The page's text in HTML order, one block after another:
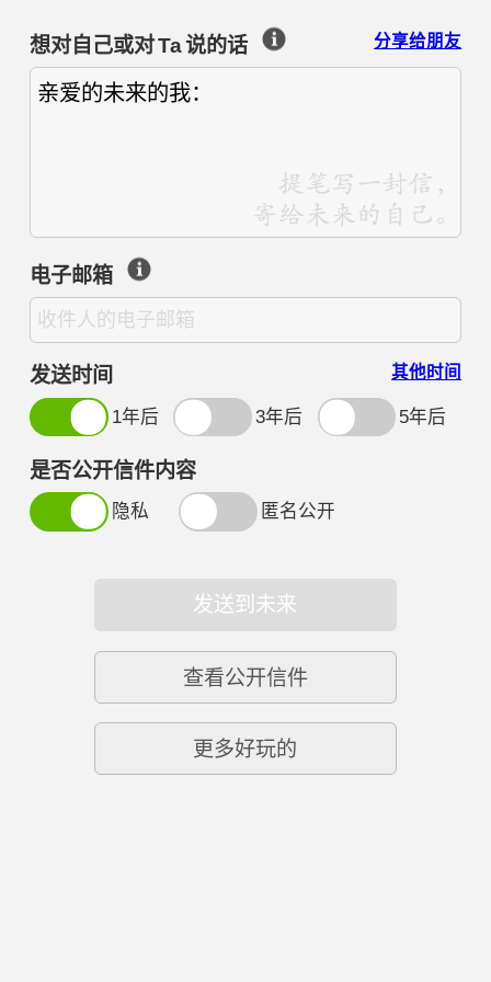
想对自己或对Ta说的话 分享给朋友
电子邮箱
发送时间 其他时间
1年后 3年后 5年后
年
是否公开信件内容
隐私 匿名公开
发送到未来
查看公开信件
更多好玩的